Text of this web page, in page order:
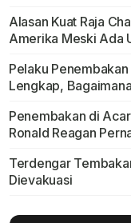
Alasan Kuat Raja
Amerika Meski Ada
Pelaku
Lengkap,
Penembakan di
Ronald Reagan
Terdengar
Dievakuasi